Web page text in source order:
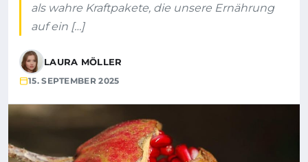
als wahre Kraftpakete, die unsere Ernährung
auf ein […]
LAURA MÖLLER
15. SEPTEMBER 2025